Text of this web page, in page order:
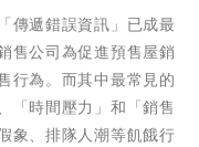
傳遞錯誤資訊」已成最
售公司為促進預售屋銷
行為。而其中最常見的
「時間壓力」和「銷售
象、排隊人潮等飢餓行